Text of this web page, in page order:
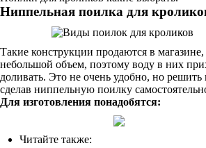
Ниппельная поилка для
Такие конструкции продаются в
небольшой объем, поэтому воду в них
доливать. Это не очень удобно, но
сделав ниппельную поилку
Для изготовления понадобятся:
Читайте также: